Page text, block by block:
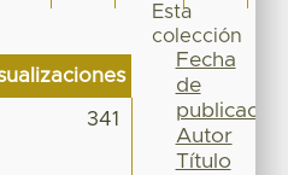
341
Esta
colección
Fecha
de
publicación
Autor
Título